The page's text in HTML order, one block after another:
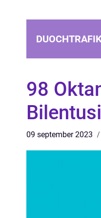
98
09 september 2023